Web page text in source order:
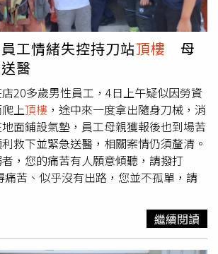
工情緒失控持刀站頂樓 母
醫
20多歲男性員工，4日上午疑似因勞資
上頂樓 ，途中來一度拿出隨身刀械，消
面鋪設氣墊，員工母親獲報後也到場苦
救下並緊急送醫，相關案情仍須釐清。
，您的痛苦有人願意傾聽，請撥打
苦、似乎沒有出路，您並不孤單，請
繼續閱讀